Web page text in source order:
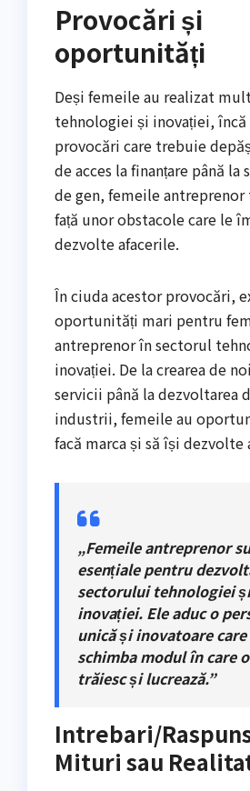
Provocări și
oportunități
Deși femeile au realizat
tehnologiei și inovației,
provocări care trebuie
de acces la finanțare până
de gen, femeile antreprenor
față unor obstacole care le
dezvolte afacerile.
În ciuda acestor provocări,
oportunități mari pentru
antreprenor în sectorul
inovației. De la crearea de
servicii până la dezvoltarea
industrii, femeile au
facă marca și să își dezvolte
„Femeile antreprenor
esențiale pentru
sectorului tehnologiei și
inovației. Ele aduc o
unică și inovatoare
schimba modul în care
trăiesc și lucrează.”
Intrebari/
Mituri sau